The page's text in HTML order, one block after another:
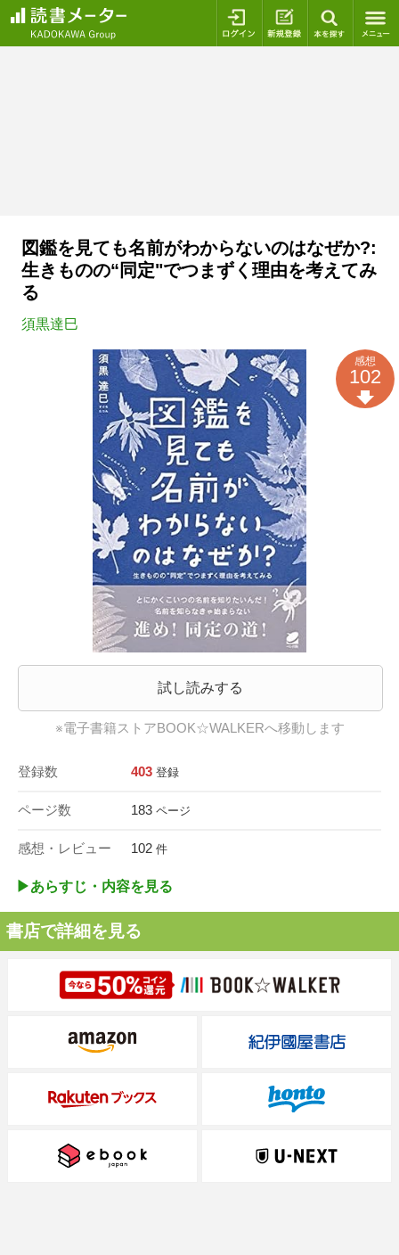
ログイン 新規登録
図鑑を見ても名前がわからないのはなぜか?:
生きものの“同定"でつまずく理由を考えてみ
る
須黒達巳
試し読みする
※電子書籍ストアBOOK☆WALKERへ移動します
登録数 403 登録
ページ数 183 ページ
感想・レビュー 102 件
感想
102
▶︎あらすじ・内容を見る
書店で詳細を見る